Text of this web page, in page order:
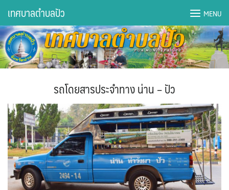
content
DWQA Ask Question
DWQA Questions
กองการศึกษา
กองคลัง
กองช่าง
กองยุทธศาสตร์และงบประมาณ
เทศบาลตำบลปัว MENU
รถโดยสารประจำทาง น่าน – ปัว